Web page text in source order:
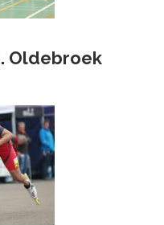
Oldebroek